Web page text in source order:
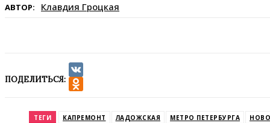
АВТОР: Клавдия Гроцкая
ПОДЕЛИТЬСЯ:
VK
ТЕГИ КАПРЕМОНТ ЛАДОЖСКАЯ МЕТРО ПЕТЕРБУРГА